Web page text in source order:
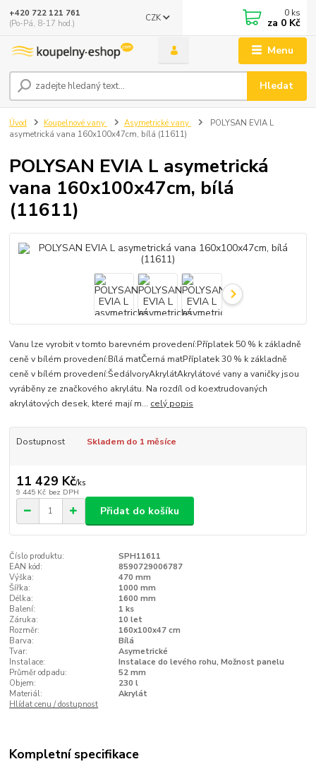
Menu
CZK
Hledat
+420 722 121 761
(Po-Pá, 8-17 hod.)
0 ks
za 0 Kč
Úvod Koupelnové vany Asymetrické vany
POLYSAN EVIA L
asymetrická vana 160x100x47cm, bílá (11611)
POLYSAN EVIA L asymetrická
vana 160x100x47cm, bílá
(11611)
Vanu lze vyrobit v tomto barevném provedení:Příplatek 50 % k základně
ceně v bílém provedení:Bílá matČerná matPříplatek 30 % k základně
ceně v bílém provedení:ŠedáIvoryAkrylátAkrylátové vany a vaničky jsou
vyráběny ze značkového akrylátu. Na rozdíl od koextrudovaných
akrylátových desek, které mají m... celý popis
Dostupnost Skladem do 1 měsíce
11 429 Kč/ks
9 445 Kč bez DPH
Přidat do košíku
Číslo produktu:
SPH11611
EAN kód:
8590729006787
Výška:
470 mm
Šířka:
1000 mm
Délka:
1600 mm
Balení:
1 ks
Záruka:
10 let
Rozměr:
160x100x47 cm
Barva:
Bílá
Tvar:
Asymetrické
Instalace:
Instalace do levého rohu, Možnost panelu
Průměr odpadu:
52 mm
Objem:
230 l
Materiál:
Akrylát
Hlídat cenu / dostupnost
Kompletní specifikace